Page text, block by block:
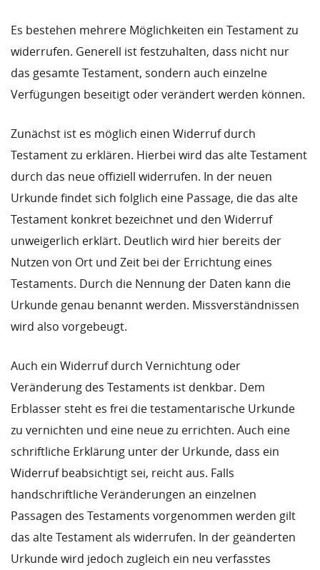
Es bestehen mehrere Möglichkeiten ein Testament zu
widerrufen. Generell ist festzuhalten, dass nicht nur
das gesamte Testament, sondern auch einzelne
Verfügungen beseitigt oder verändert werden können.
Zunächst ist es möglich einen Widerruf durch
Testament zu erklären. Hierbei wird das alte Testament
durch das neue offiziell widerrufen. In der neuen
Urkunde findet sich folglich eine Passage, die das alte
Testament konkret bezeichnet und den Widerruf
unweigerlich erklärt. Deutlich wird hier bereits der
Nutzen von Ort und Zeit bei der Errichtung eines
Testaments. Durch die Nennung der Daten kann die
Urkunde genau benannt werden. Missverständnissen
wird also vorgebeugt.
Auch ein Widerruf durch Vernichtung oder
Veränderung des Testaments ist denkbar. Dem
Erblasser steht es frei die testamentarische Urkunde
zu vernichten und eine neue zu errichten. Auch eine
schriftliche Erklärung unter der Urkunde, dass ein
Widerruf beabsichtigt sei, reicht aus. Falls
handschriftliche Veränderungen an einzelnen
Passagen des Testaments vorgenommen werden gilt
das alte Testament als widerrufen. In der geänderten
Urkunde wird jedoch zugleich ein neu verfasstes